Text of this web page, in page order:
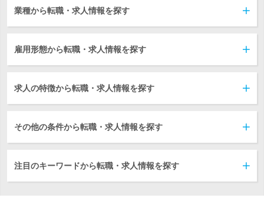
業種から転職・求人情報を探す
雇用形態から転職・求人情報を探す
求人の特徴から転職・求人情報を探す
その他の条件から転職・求人情報を探す
注目のキーワードから転職・求人情報を探す